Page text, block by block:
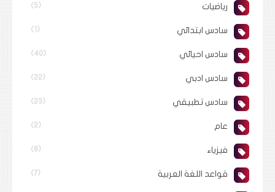
رياضيات (5)
سادس ابتدائي (1)
سادس احيائي (40)
سادس ادبي (22)
سادس تطبيقي (23)
عام (2)
فيزياء (8)
قواعد اللغة العربية (7)